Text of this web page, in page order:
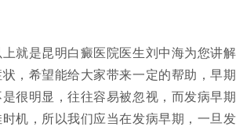
是昆明白癜医院医生刘中海为您讲解
，希望能给大家带来一定的帮助，早期
很明显，往往容易被忽视，而发病早期
机，所以我们应当在发病早期，一旦发